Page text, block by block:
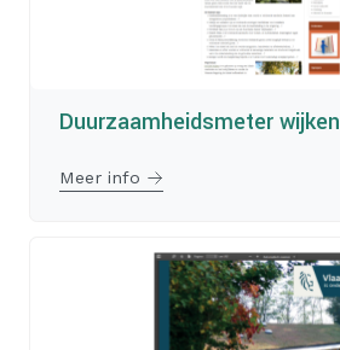
Duurzaamheidsmeter wijken
Meer info